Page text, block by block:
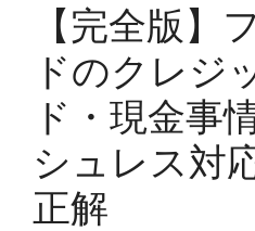
【完全版】
ドのクレジ
ド・現金事
シュレス対
正解